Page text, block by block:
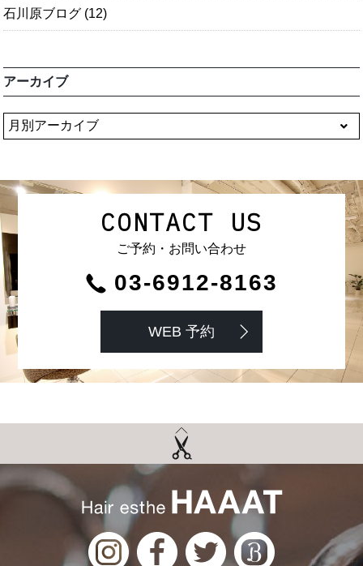
石川原ブログ (12)
アーカイブ
CONTACT US
ご予約・お問い合わせ
03-6912-8163
WEB 予約